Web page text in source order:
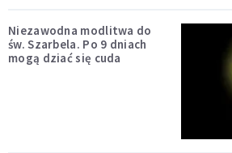
Niezawodna modlitwa do
św. Szarbela. Po 9 dniach
mogą dziać się cuda